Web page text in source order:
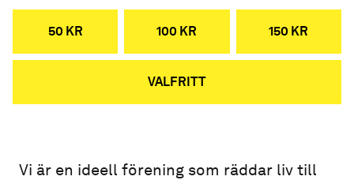
50 KR 100 KR 150 KR
VALFRITT
Vi är en ideell förening som räddar liv till